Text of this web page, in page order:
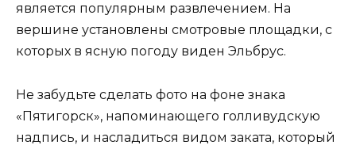
является популярным развлечением. На
вершине установлены смотровые площадки, с
которых в ясную погоду виден Эльбрус.
Не забудьте сделать фото на фоне знака
«Пятигорск», напоминающего голливудскую
надпись, и насладиться видом заката, который